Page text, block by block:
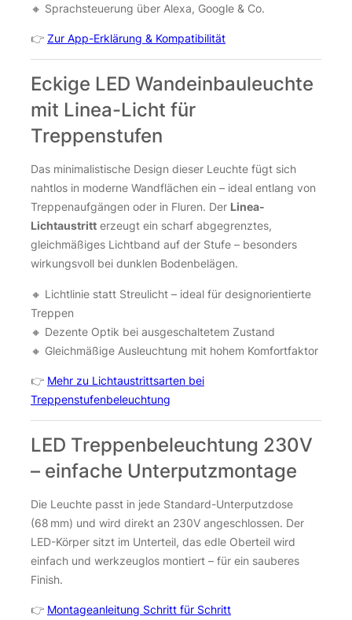
🔸 Sprachsteuerung über Alexa, Google & Co.
👉 Zur App-Erklärung & Kompatibilität
Eckige LED Wandeinbauleuchte
mit Linea-Licht für
Treppenstufen
Das minimalistische Design dieser Leuchte fügt sich
nahtlos in moderne Wandflächen ein – ideal entlang von
Treppenaufgängen oder in Fluren. Der Linea-
Lichtaustritt erzeugt ein scharf abgegrenztes,
gleichmäßiges Lichtband auf der Stufe – besonders
wirkungsvoll bei dunklen Bodenbelägen.
🔸 Lichtlinie statt Streulicht – ideal für designorientierte
Treppen
🔸 Dezente Optik bei ausgeschaltetem Zustand
🔸 Gleichmäßige Ausleuchtung mit hohem Komfortfaktor
👉 Mehr zu Lichtaustrittsarten bei
Treppenstufenbeleuchtung
LED Treppenbeleuchtung 230V
– einfache Unterputzmontage
Die Leuchte passt in jede Standard-Unterputzdose
(68 mm) und wird direkt an 230V angeschlossen. Der
LED-Körper sitzt im Unterteil, das edle Oberteil wird
einfach und werkzeuglos montiert – für ein sauberes
Finish.
👉 Montageanleitung Schritt für Schritt